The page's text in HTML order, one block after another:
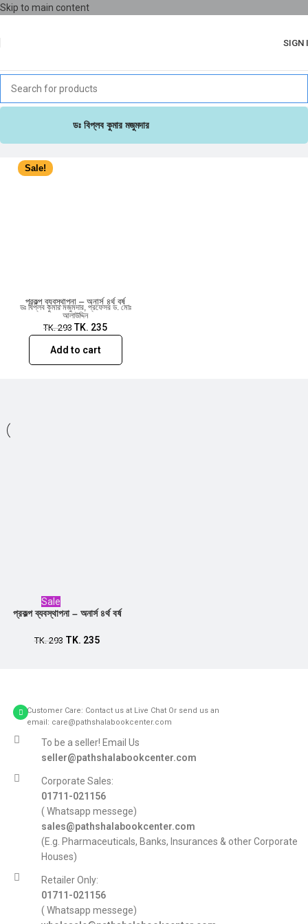
Skip to main content
SIGN
ডঃ বিপ্লব কুমার মজুমদার
Sale!
প্রকল্প ব্যবস্থাপনা – অনার্স ৪র্থ বর্ষ
ডঃ বিপ্লব কুমার মজুমদার, প্রফেসর ড. মোঃ
আলাউদ্দিন
TK.293 TK. 235
Add to cart
Sale
Add to cart
প্রকল্প ব্যবস্থাপনা – অনার্স ৪র্থ বর্ষ
TK.293 TK. 235
Customer Care: Contact us at Live Chat Or send us an
email: care@pathshalabookcenter.com
To be a seller! Email Us
seller@pathshalabookcenter.com
Corporate Sales:
01711-021156
( Whatsapp messege)
sales@pathshalabookcenter.com
(E.g. Pharmaceuticals, Banks, Insurances & other Corporate
Houses)
Retailer Only:
01711-021156
( Whatsapp messege)